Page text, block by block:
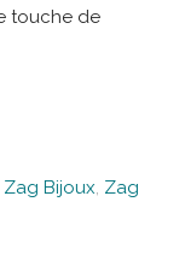
touche de
Zag Bijoux, Zag